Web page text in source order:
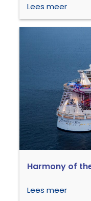
Lees meer
Harmony of
Lees meer